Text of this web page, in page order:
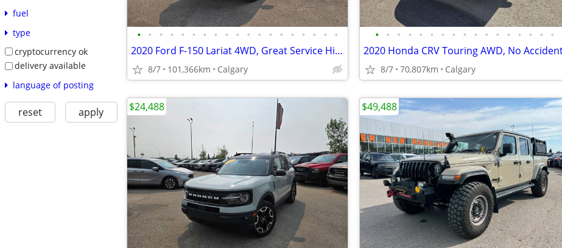
fuel
type
cryptocurrency ok
delivery available
language of posting
reset apply
• • • • • • • • • • • • • • • • • • •
2020 Ford F-150 Lariat 4WD, Great Service History,Not a rebuid#260573C
8/7 101,366km Calgary
• • • • • • • • • • • • • • • • •
8/7 70,807km Calgary
$24,488 $49,488